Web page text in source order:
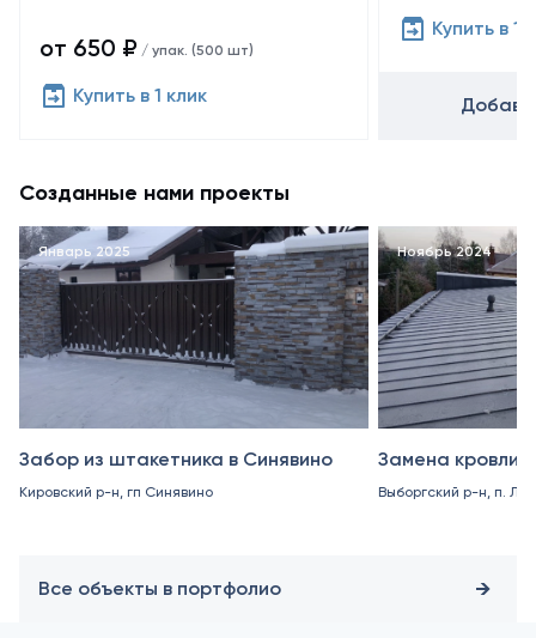
от 650 ₽ / упак. (500 шт)
Купить в 1 клик
Купить в 1
Созданные нами проекты
Январь 2025
Забор из штакетника в Синявино
Кировский р-н, гп Синявино
Ноябрь 2024
Замена кровли
Выборгский р-н, п.
Все объекты в портфолио